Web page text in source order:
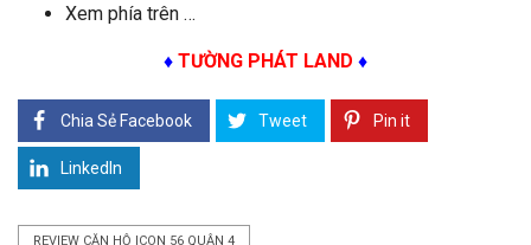
Xem phía trên …
♦ TƯỜNG PHÁT LAND ♦
Chia Sẻ Facebook Tweet Pin it
LinkedIn
REVIEW CĂN HỘ ICON 56 QUẬN 4